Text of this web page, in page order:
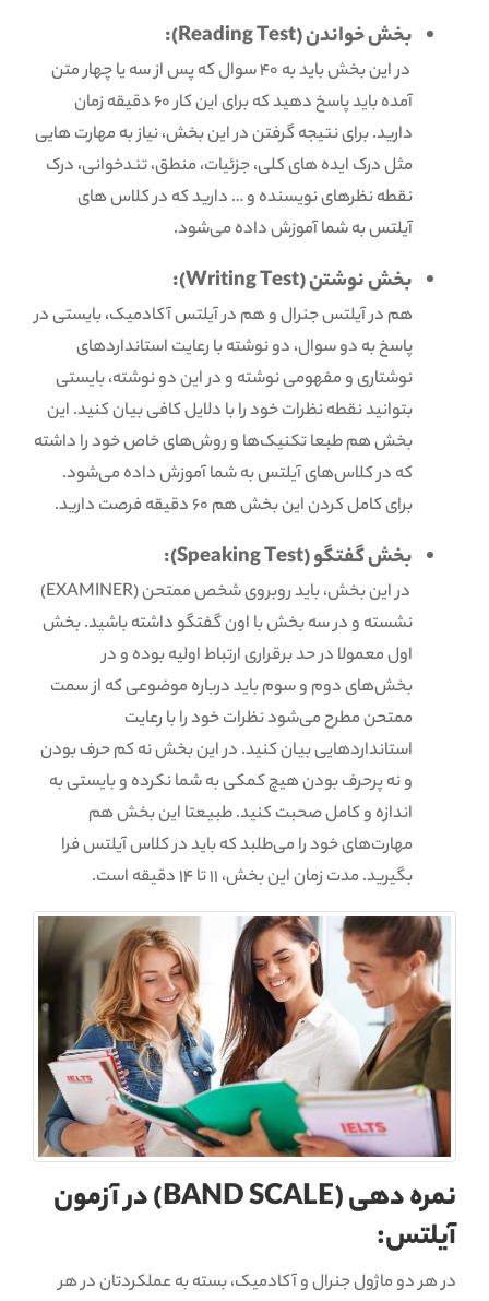
بخش خواندن (Reading Test):
در این بخش باید به 40 سوال که پس از سه یا چهار متن
آمده باید پاسخ دهید که برای این کار 60 دقیقه زمان
دارید. برای نتیجه گرفتن در این بخش، نیاز به مهارت هایی
مثل درک ایده های کلی، جزئیات، منطق، تندخوانی، درک
نقطه نظرهای نویسنده و … دارید که در کلاس های
آیلتس به شما آموزش داده می‌شود.
بخش نوشتن (Writing Test):
هم در آیلتس جنرال و هم در آیلتس آکادمیک، بایستی در
پاسخ به دو سوال، دو نوشته با رعایت استانداردهای
نوشتاری و مفهومی نوشته و در این دو نوشته، بایستی
بتوانید نقطه نظرات خود را با دلایل کافی بیان کنید. این
بخش هم طبعا تکنیک‌ها و روش‌های خاص خود را داشته
که در کلاس‌های آیلتس به شما آموزش داده می‌شود.
برای کامل کردن این بخش هم 60 دقیقه فرصت دارید.
بخش گفتگو (Speaking Test):
در این بخش، باید روبروی شخص ممتحن (EXAMINER)
نشسته و در سه بخش با اون گفتگو داشته باشید. بخش
اول معمولا در حد برقراری ارتباط اولیه بوده و در
بخش‌های دوم و سوم باید درباره موضوعی که از سمت
ممتحن مطرح می‌شود نظرات خود را با رعایت
استانداردهایی بیان کنید. در این بخش نه کم حرف بودن
و نه پرحرف بودن هیچ کمکی به شما نکرده و بایستی به
اندازه و کامل صحبت کنید. طبیعتا این بخش هم
مهارت‌های خود را می‌طلبد که باید در کلاس آیلتس فرا
بگیرید. مدت زمان این بخش، 11 تا 14 دقیقه است.
نمره دهی (BAND SCALE) در آزمون
آیلتس:
در هر دو ماژول جنرال و آکادمیک، بسته به عملکردتان در هر